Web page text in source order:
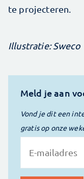
te projecteren.
Illustratie: Sweco
Meld je aan
Vond je dit een
gratis op onze